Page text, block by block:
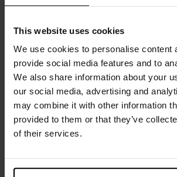
This website uses cookies
We use cookies to personalise content
provide social media features and to
We also share information about your
our social media, advertising and
may combine it with other information
provided to them or that they’ve
of their services.
Størrelsesguide
Vaskeanvisninger